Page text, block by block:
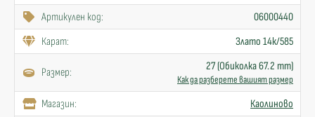
Артикулен код:
06000440
Карат:
Злато 14к/585
Размер: 27 (Обиколка 67.2 mm)
Как да разберете вашият размер
Mагазин:
Каолиново